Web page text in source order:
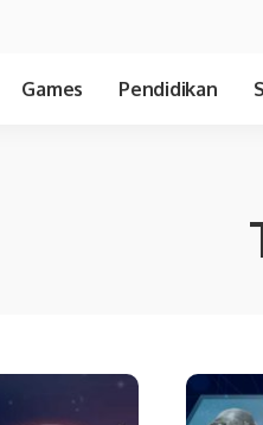
Games Pendidikan